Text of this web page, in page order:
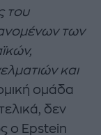
του
των
και
ομάδα
δεν
ο Epstein